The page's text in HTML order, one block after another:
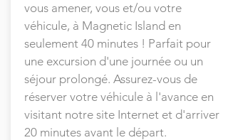
vous amener, vous et/ou votre
véhicule, à Magnetic Island en
seulement 40 minutes ! Parfait pour
une excursion d'une journée ou un
séjour prolongé. Assurez-vous de
réserver votre véhicule à l'avance en
visitant notre site Internet et d'arriver
20 minutes avant le départ.